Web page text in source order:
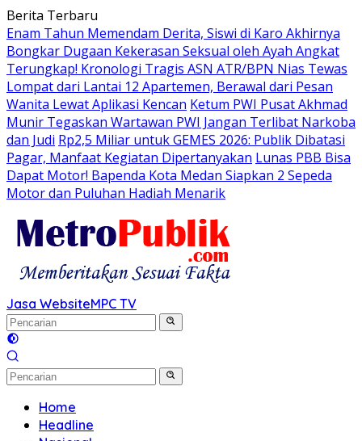
Langsung
ke
konten
Berita Terbaru
Enam Tahun Memendam Derita, Siswi di Karo Akhirnya
Bongkar Dugaan Kekerasan Seksual oleh Ayah Angkat
Terungkap! Kronologi Tragis ASN ATR/BPN Nias Tewas
Lompat dari Lantai 12 Apartemen, Berawal dari Pesan
Wanita Lewat Aplikasi Kencan Ketum PWI Pusat Akhmad
Munir Tegaskan Wartawan PWI Jangan Terlibat Narkoba
dan Judi Rp2,5 Miliar untuk GEMES 2026: Publik Dibatasi
Pagar, Manfaat Kegiatan Dipertanyakan Lunas PBB Bisa
Dapat Motor! Bapenda Kota Medan Siapkan 2 Sepeda
Motor dan Puluhan Hadiah Menarik
Jasa WebsiteMPC TV
Home
Headline